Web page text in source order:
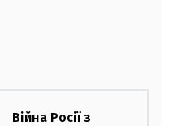
Війна Росії з